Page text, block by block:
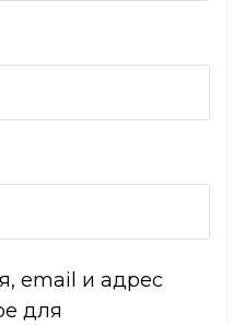
email и адрес
для